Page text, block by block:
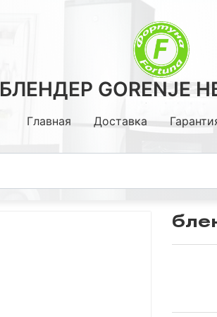
БЛЕНДЕР GORENJE
Главная Доставка